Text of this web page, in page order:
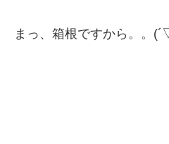
まっ、箱根ですから。。